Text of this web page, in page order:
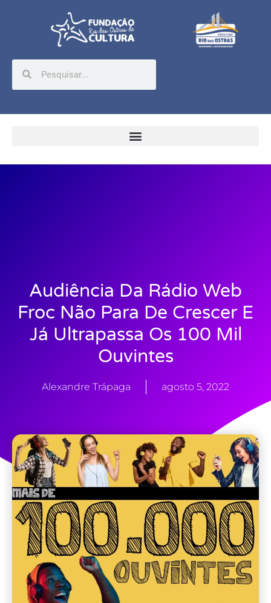
Audiência Da Rádio Web
Froc Não Para De Crescer E
Já Ultrapassa Os 100 Mil
Ouvintes
Alexandre Trápaga agosto 5, 2022